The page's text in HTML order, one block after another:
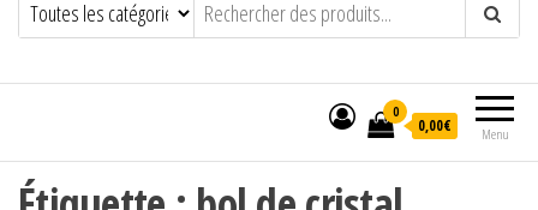
Adeline Philippot
Menu
0
0,00€